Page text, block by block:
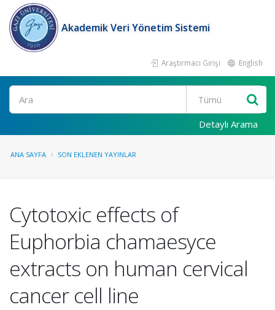
Akademik Veri Yönetim Sistemi
Araştırmacı Girişi English
Ara
Detaylı Arama
ANA SAYFA SON EKLENEN YAYINLAR
Cytotoxic effects of
Euphorbia chamaesyce
extracts on human cervical
cancer cell line